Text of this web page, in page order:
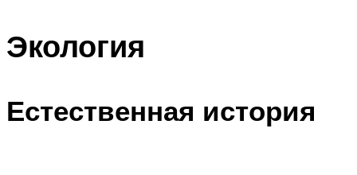
Экология
Естественная история